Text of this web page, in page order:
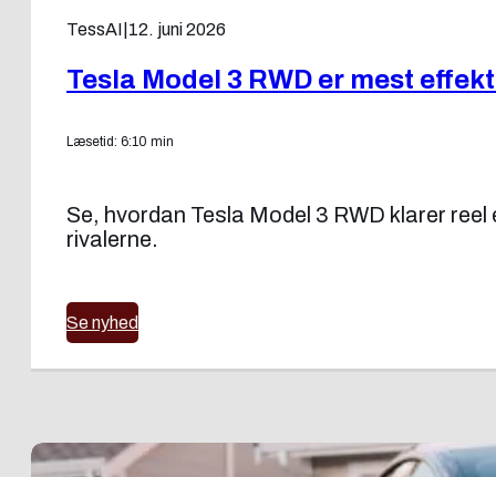
TessAI 12. juni 2026
Tesla Model 3 RWD er mest
Læsetid: 6:10 min
Se, hvordan Tesla Model 3 RWD klarer
rivalerne.
Se nyhed